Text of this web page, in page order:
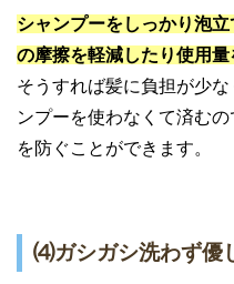
シャンプーをしっかり泡
の摩擦を軽減したり使用量
そうすれば髪に負担が少
ンプーを使わなくて済む
を防ぐことができます。
⑷ガシガシ洗わず優